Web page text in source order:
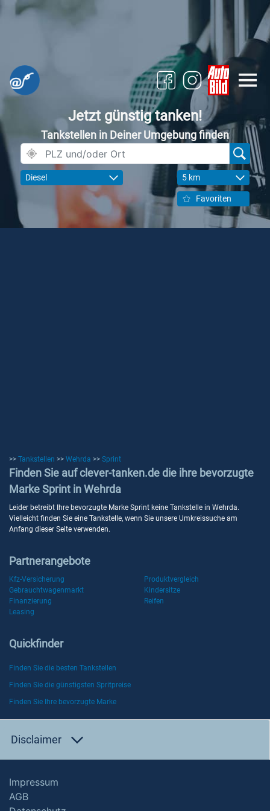
Jetzt günstig tanken!
Tankstellen in Deiner Umgebung finden
Diesel 5 km
Favoriten
>> Tankstellen >> Wehrda >> Sprint
Finden Sie auf clever-tanken.de die ihre bevorzugte
Marke Sprint in Wehrda
Leider betreibt Ihre bevorzugte Marke Sprint keine Tankstelle in Wehrda.
Vielleicht finden Sie eine Tankstelle, wenn Sie unsere Umkreissuche am
Anfang dieser Seite verwenden.
Partnerangebote
Kfz-Versicherung
Produktvergleich
Gebrauchtwagenmarkt
Kindersitze
Finanzierung
Reifen
Leasing
Quickfinder
Finden Sie die besten Tankstellen
Finden Sie die günstigsten Spritpreise
Finden Sie Ihre bevorzugte Marke
Disclaimer
Impressum
AGB